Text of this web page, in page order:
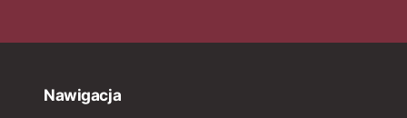
Nawigacja